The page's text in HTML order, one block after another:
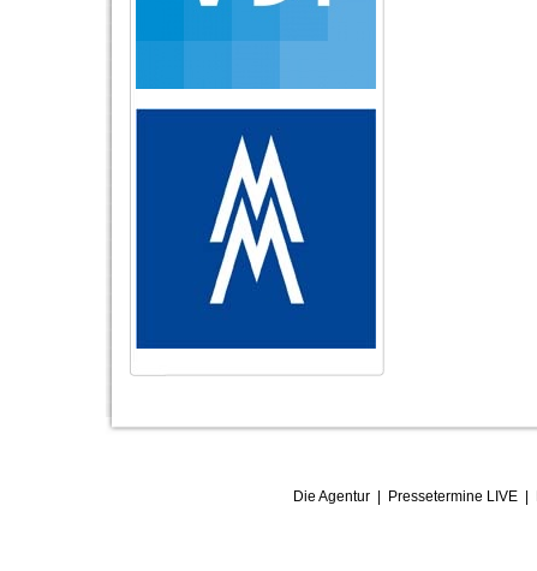
Die Agentur| Pressetermine LIVE|